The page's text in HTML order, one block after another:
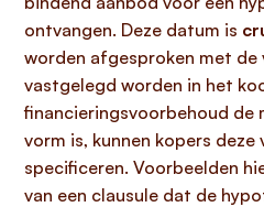
ontvangen. Deze datum is
worden afgesproken met de
vastgelegd worden in het
financieringsvoorbehoud de
vorm is, kunnen kopers
specificeren. Voorbeelden
van een clausule dat de